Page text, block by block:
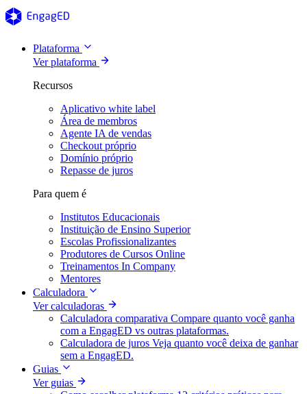
Plataforma
Ver plataforma
Recursos
Aplicativo white label
Área de membros
Agente IA de vendas
Checkout próprio
Domínio próprio
Repasse de juros
Para quem é
Institutos Educacionais
Instituição de Ensino Superior
Escolas Profissionalizantes
Produtores de Cursos Online
Treinamentos In Company
Mentores
Calculadora
Ver calculadoras
Calculadora comparativa Compare quanto você ganha
com a EngagED vs outras plataformas.
Calculadora de juros Veja quanto você deixa de ganhar
sem a EngagED.
Guias
Ver guias